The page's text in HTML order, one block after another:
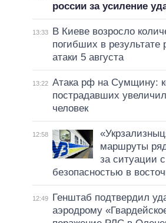
россии за усиление
13:33
В Киеве возросло
погибших в результате
атаки 5 августа
13:22 Атака рф на Сумщину:
пострадавших
человек
12:58
маршруты
за ситуации с
безопасностью в
12:49
Генштаб подтвердил
аэродрому